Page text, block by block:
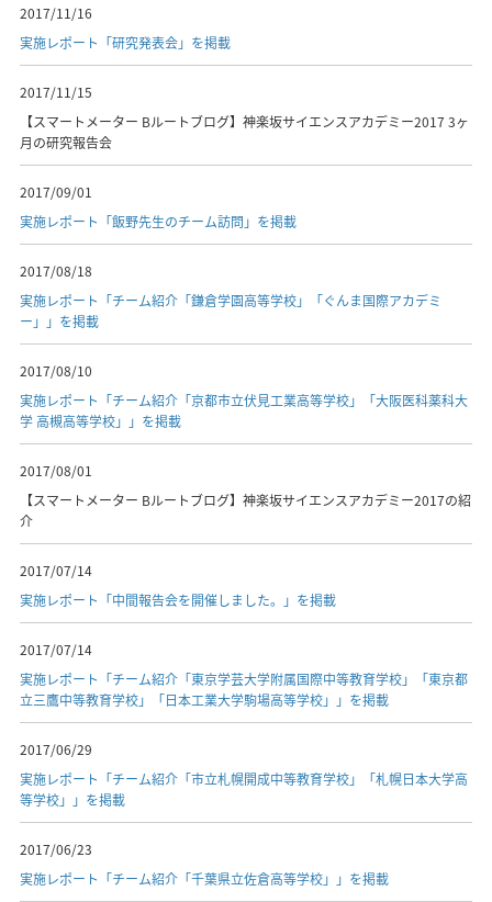
2017/11/16
実施レポート「研究発表会」を掲載
2017/11/15
【スマートメーター Bルートブログ】神楽坂サイエンスアカデミー2017 3ヶ
月の研究報告会
2017/09/01
実施レポート「飯野先生のチーム訪問」を掲載
2017/08/18
実施レポート「チーム紹介「鎌倉学園高等学校」「ぐんま国際アカデミ
ー」」を掲載
2017/08/10
実施レポート「チーム紹介「京都市立伏見工業高等学校」「大阪医科薬科大
学 高槻高等学校」」を掲載
2017/08/01
【スマートメーター Bルートブログ】神楽坂サイエンスアカデミー2017の紹
介
2017/07/14
実施レポート「中間報告会を開催しました。」を掲載
2017/07/14
実施レポート「チーム紹介「東京学芸大学附属国際中等教育学校」「東京都
立三鷹中等教育学校」「日本工業大学駒場高等学校」」を掲載
2017/06/29
実施レポート「チーム紹介「市立札幌開成中等教育学校」「札幌日本大学高
等学校」」を掲載
2017/06/23
実施レポート「チーム紹介「千葉県立佐倉高等学校」」を掲載